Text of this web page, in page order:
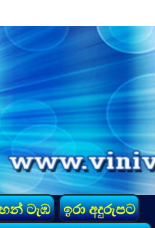
ටැඹ
ඉරා අදුරුපට